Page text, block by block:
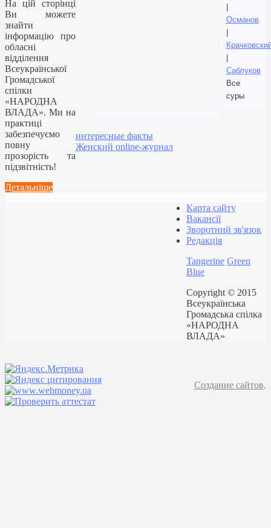
|
Османов
|
|
Саблуков
Все
суры
интересные факты
Женский online-журнал
На цій сторінці
Ви можете
знайти
інформацію про
обласні
відділення
Всеукраїнської
Громадської
спілки
«НАРОДНА
ВЛАДА». Ми на
практиці
забезпечуємо
повну
прозорість та
підзвітність!
Детальніше
Карта сайту
Вакансії
Зворотний зв'язок
Редакція
Tangerine Green
Blue
Copyright © 2015
Всеукраїнська
Громадська спілка
«НАРОДНА
ВЛАДА»
Создание сайтов.